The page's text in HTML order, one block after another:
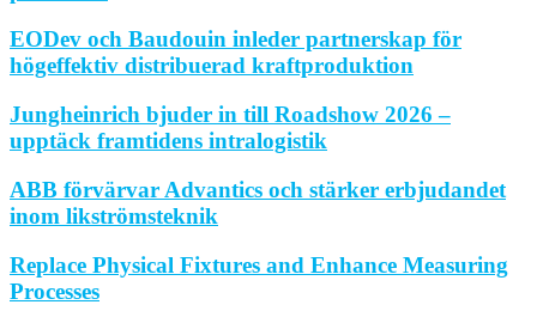
EODev och Baudouin inleder partnerskap för
högeffektiv distribuerad kraftproduktion
Jungheinrich bjuder in till Roadshow 2026 –
upptäck framtidens intralogistik
ABB förvärvar Advantics och stärker erbjudandet
inom likströmsteknik
Replace Physical Fixtures and Enhance Measuring
Processes